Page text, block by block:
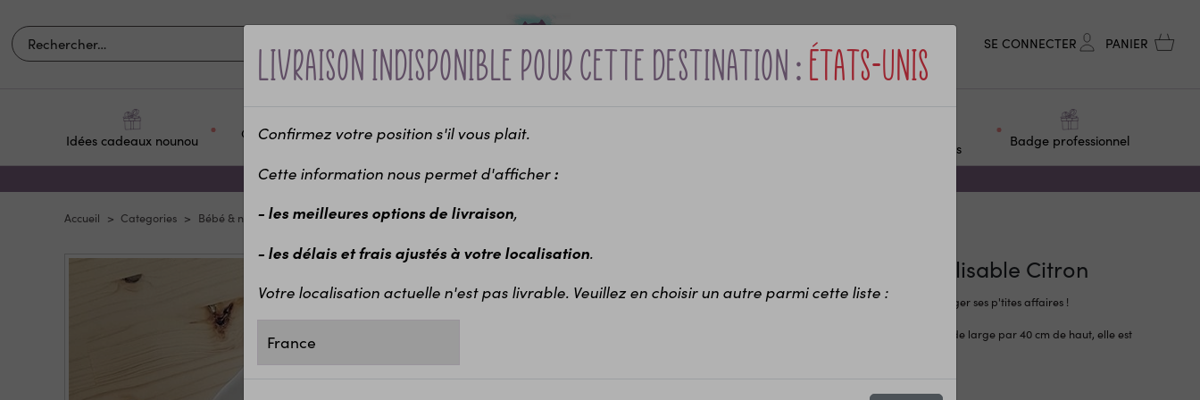
SE CONNECTER PANIER
Idées cadeaux nounou
Occasions et
Pour qui ?
Bébé &
naissance
personnalisés
Badge professionnel
-10% sur votre première commande avec le code bienvenue
Livraison indisponible pour cette destination :États-Unis
Confirmez votre position s'il vous plait.
Cette information nous permet d'afficher:
- les meilleures options de livraison,
- les délais et frais ajustés à votre localisation.
Votre localisation actuelle n'est pas livrable. Veuillez en choisir un autre parmi cette liste :
Accueil Categories Bébé & naissance Cadeau de naissance Pochon à linge personnalisé
Pochon personnalisable Citron
Pochette personnalisable pour ranger ses p'tites affaires !
La pochette mesure environ 28 cm de large par 40 cm de haut, elle est